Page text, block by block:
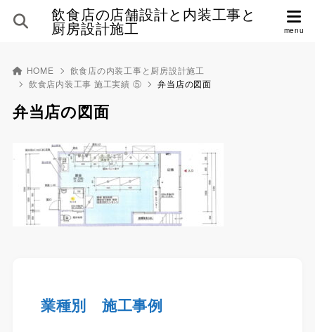
飲食店の店舗設計と内装工事と
厨房設計施工
HOME
飲食店の内装工事と厨房設計施工
飲食店内装工事 施工実績 ⑤
弁当店の図面
弁当店の図面
業種別 施工事例